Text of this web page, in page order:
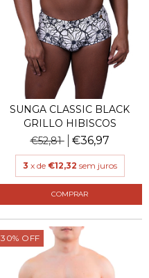
SUNGA CLASSIC BLACK
GRILLO HIBISCOS
€52,81
€36,97
3 x de €12,32 sem juros
COMPRAR
30% OFF